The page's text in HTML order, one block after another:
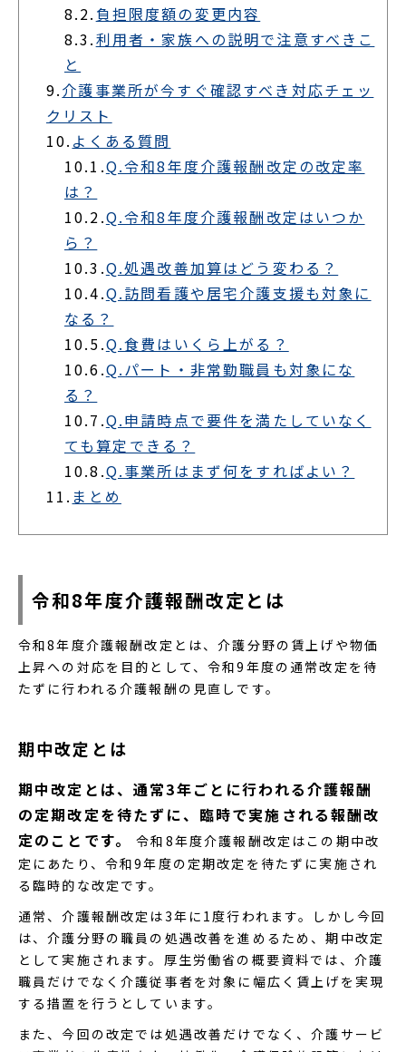
8.2. 負担限度額の変更内容
8.3.利用者・家族への説明で注意すべきこ
と
9.介護事業所が今すぐ確認すべき対応チェッ
クリスト
10. よくある質問
10.1.Q.令和8年度介護報酬改定の改定率
は？
10.2.Q.令和8年度介護報酬改定はいつか
ら？
10.3.Q.処遇改善加算はどう変わる？
10.4.Q.訪問看護や居宅介護支援も対象に
なる？
10.5.Q.食費はいくら上がる？
10.6.Q.パート・非常勤職員も対象にな
る？
10.7.Q.申請時点で要件を満たしていなく
ても算定できる？
10.8.Q.事業所はまず何をすればよい？
11. まとめ
令和8年度介護報酬改定とは
令和8年度介護報酬改定とは、介護分野の賃上げや物価
上昇への対応を目的として、令和9年度の通常改定を待
たずに行われる介護報酬の見直しです。
期中改定とは
期中改定とは、通常3年ごとに行われる介護報酬
の定期改定を待たずに、臨時で実施される報酬改
定のことです。
令和8年度介護報酬改定はこの期中改
定にあたり、令和9年度の定期改定を待たずに実施され
る臨時的な改定です。
通常、介護報酬改定は3年に1度行われます。しかし今回
は、介護分野の職員の処遇改善を進めるため、期中改定
として実施されます。厚生労働省の概要資料では、介護
職員だけでなく介護従事者を対象に幅広く賃上げを実現
する措置を行うとしています。
また、今回の改定では処遇改善だけでなく、介護サービ